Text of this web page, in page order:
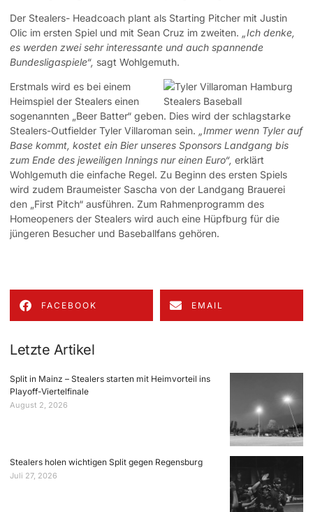
Der Stealers- Headcoach plant als Starting Pitcher mit Justin
Olic im ersten Spiel und mit Sean Cruz im zweiten. „Ich denke,
es werden zwei sehr interessante und auch spannende
Bundesligaspiele“, sagt Wohlgemuth.
Erstmals wird es bei einem
Heimspiel der Stealers einen
sogenannten „Beer Batter“ geben. Dies wird der schlagstarke
Stealers-Outfielder Tyler Villaroman sein. „Immer wenn Tyler auf
Base kommt, kostet ein Bier unseres Sponsors Landgang bis
zum Ende des jeweiligen Innings nur einen Euro“, erklärt
Wohlgemuth die einfache Regel. Zu Beginn des ersten Spiels
wird zudem Braumeister Sascha von der Landgang Brauerei
den „First Pitch“ ausführen. Zum Rahmenprogramm des
Homeopeners der Stealers wird auch eine Hüpfburg für die
jüngeren Besucher und Baseballfans gehören.
FACEBOOK EMAIL
Letzte Artikel
Split in Mainz – Stealers starten mit Heimvorteil ins
Playoff-Viertelfinale
August 2, 2026
Stealers holen wichtigen Split gegen Regensburg
Juli 27, 2026